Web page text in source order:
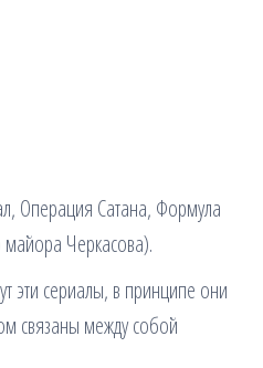
Операция Сатана, Формула
Черкасова).
эти сериалы, в принципе они
связаны между собой